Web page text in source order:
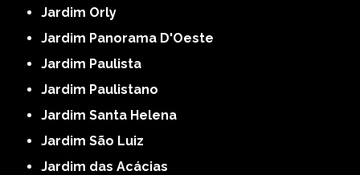
Jardim Orly
Jardim Panorama D'Oeste
Jardim Paulista
Jardim Paulistano
Jardim Santa Helena
Jardim São Luiz
Jardim das Acácias